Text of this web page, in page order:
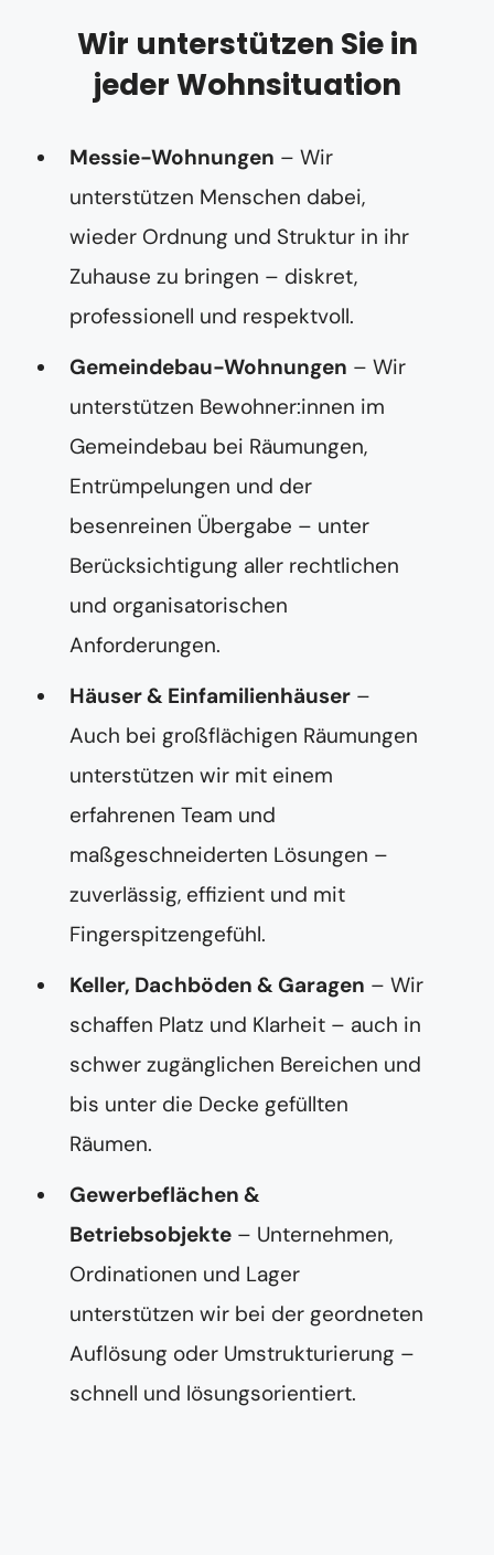
Wir unterstützen Sie in
jeder Wohnsituation
Messie-Wohnungen – Wir
unterstützen Menschen dabei,
wieder Ordnung und Struktur in ihr
Zuhause zu bringen – diskret,
professionell und respektvoll.
Gemeindebau-Wohnungen – Wir
unterstützen Bewohner:innen im
Gemeindebau bei Räumungen,
Entrümpelungen und der
besenreinen Übergabe – unter
Berücksichtigung aller rechtlichen
und organisatorischen
Anforderungen.
Häuser & Einfamilienhäuser –
Auch bei großflächigen Räumungen
unterstützen wir mit einem
erfahrenen Team und
maßgeschneiderten Lösungen –
zuverlässig, effizient und mit
Fingerspitzengefühl.
Keller, Dachböden & Garagen – Wir
schaffen Platz und Klarheit – auch in
schwer zugänglichen Bereichen und
bis unter die Decke gefüllten
Räumen.
Gewerbeflächen &
Betriebsobjekte – Unternehmen,
Ordinationen und Lager
unterstützen wir bei der geordneten
Auflösung oder Umstrukturierung –
schnell und lösungsorientiert.